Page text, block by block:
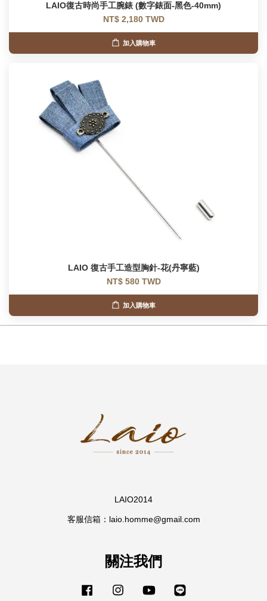
LAIO復古時尚手工腕錶 (數字錶面-黑色-40mm)
NT$ 2,180 TWD
加入購物車
LAIO 復古手工造型胸針-花(丹寧藍)
NT$ 580 TWD
加入購物車
LAIO2014
客服信箱：laio.homme@gmail.com
關注我們
Facebook Instagram YouTube